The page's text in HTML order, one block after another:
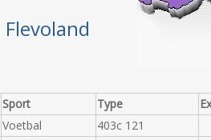
Flevoland
Sport Type
Voetbal
403c 121